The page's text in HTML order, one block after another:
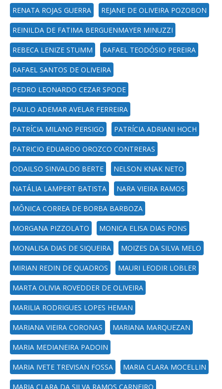
RENATA ROJAS GUERRA REJANE DE OLIVEIRA POZOBON
REINILDA DE FATIMA BERGUENMAYER MINUZZI
REBECA LENIZE STUMM RAFAEL TEODÓSIO PEREIRA
RAFAEL SANTOS DE OLIVEIRA
PEDRO LEONARDO CEZAR SPODE
PAULO ADEMAR AVELAR FERREIRA
PATRÍCIA MILANO PERSIGO PATRÍCIA ADRIANI HOCH
PATRICIO EDUARDO OROZCO CONTRERAS
ODAILSO SINVALDO BERTE NELSON KNAK NETO
NATÁLIA LAMPERT BATISTA NARA VIEIRA RAMOS
MÔNICA CORREA DE BORBA BARBOZA
MORGANA PIZZOLATO MONICA ELISA DIAS PONS
MONALISA DIAS DE SIQUEIRA MOIZES DA SILVA MELO
MIRIAN REDIN DE QUADROS MAURI LEODIR LOBLER
MARTA OLIVIA ROVEDDER DE OLIVEIRA
MARILIA RODRIGUES LOPES HEMAN
MARIANA VIEIRA CORONAS MARIANA MARQUEZAN
MARIA MEDIANEIRA PADOIN
MARIA IVETE TREVISAN FOSSA MARIA CLARA MOCELLIN
MARIA CLARA DA SILVA RAMOS CARNEIRO